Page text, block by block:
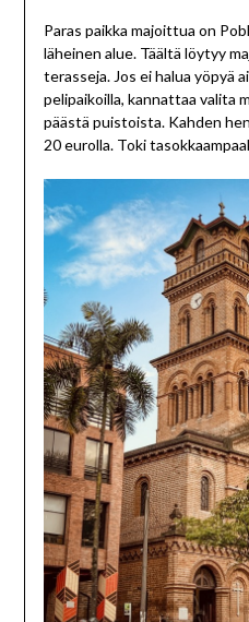
Paras paikka majoittua on
läheinen alue. Täältä löytyy
terasseja. Jos ei halua yöpyä
pelipaikoilla, kannattaa valita
päästä puistoista. Kahden
20 eurolla. Toki